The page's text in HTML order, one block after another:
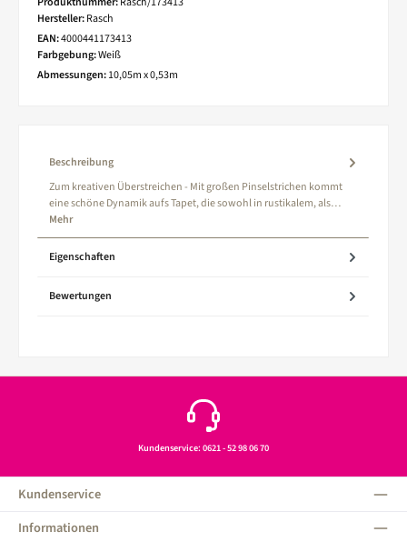
Hersteller:Rasch
EAN:4000441173413
Farbgebung:Weiß
Abmessungen:10,05m x 0,53m
Beschreibung
Zum kreativen Überstreichen - Mit großen Pinselstrichen kommt
eine schöne Dynamik aufs Tapet, die sowohl in rustikalem, als…
Mehr
Eigenschaften
Bewertungen
Kundenservice: 0621 - 52 98 06 70
Kundenservice
Informationen